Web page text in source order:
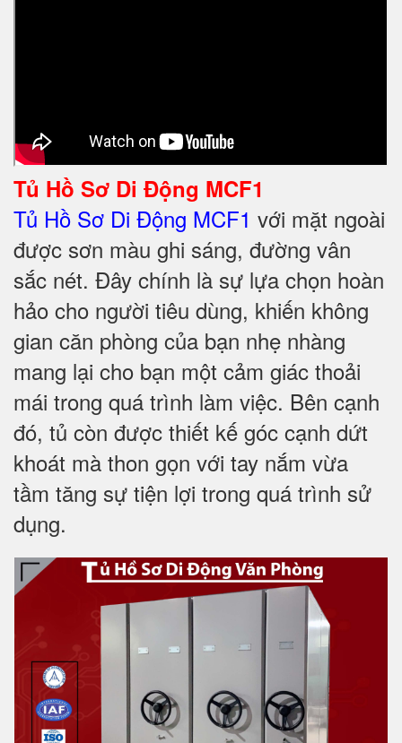
Tủ Hồ Sơ Di Động MCF1
Tủ Hồ Sơ Di Động MCF1 với mặt ngoài
được sơn màu ghi sáng, đường vân
sắc nét. Đây chính là sự lựa chọn hoàn
hảo cho người tiêu dùng, khiến không
gian căn phòng của bạn nhẹ nhàng
mang lại cho bạn một cảm giác thoải
mái trong quá trình làm việc. Bên cạnh
đó, tủ còn được thiết kế góc cạnh dứt
khoát mà thon gọn với tay nắm vừa
tầm tăng sự tiện lợi trong quá trình sử
dụng.